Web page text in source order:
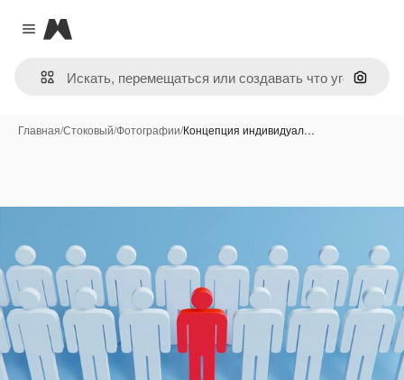
Close menu
Magnific
Поиск
Главная/Стоковый/Фотографии/Концепция индивидуал…